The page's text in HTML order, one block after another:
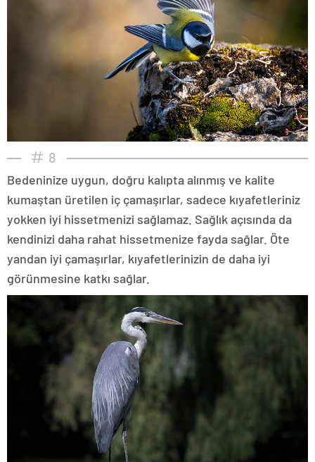
8
Bedeninize uygun, doğru kalıpta alınmış ve kalite
kumaştan üretilen iç çamaşırlar, sadece kıyafetleriniz
yokken iyi hissetmenizi sağlamaz. Sağlık açısında da
kendinizi daha rahat hissetmenize fayda sağlar. Öte
yandan iyi çamaşırlar, kıyafetlerinizin de daha iyi
görünmesine katkı sağlar.